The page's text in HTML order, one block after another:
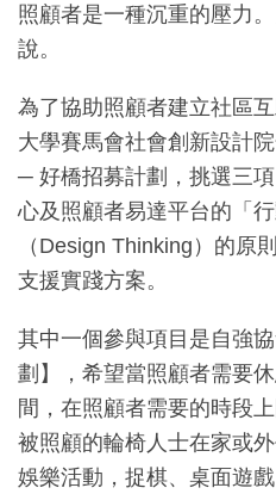
照顧者是一種沉重的壓力
說。
為了協助照顧者建立社區
大學賽馬會社會創新設計
─ 好橋招募計劃，挑選三
心及照顧者易達平台的「
（Design Thinking）的原
支援實踐方案。
其中一個參與項目是自強
劃】，希望當照顧者需要
間，在照顧者需要的時段
被照顧的輪椅人士在家或
娛樂活動，捉棋、桌面遊